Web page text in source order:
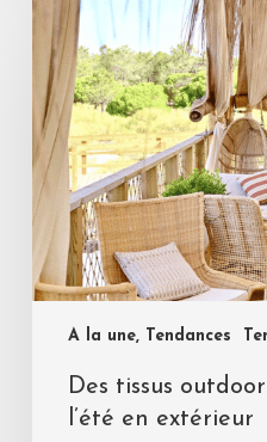
A la une, Tendances
Des tissus
l’été en extérieur